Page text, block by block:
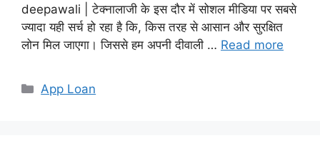
deepawali | टेक्नालाजी के इस दौर में सोशल मीडिया पर सबसे
ज्यादा यही सर्च हो रहा है कि, किस तरह से आसान और सुरक्षित
लोन मिल जाएगा। जिससे हम अपनी दीवाली … Read more
Categories
App Loan